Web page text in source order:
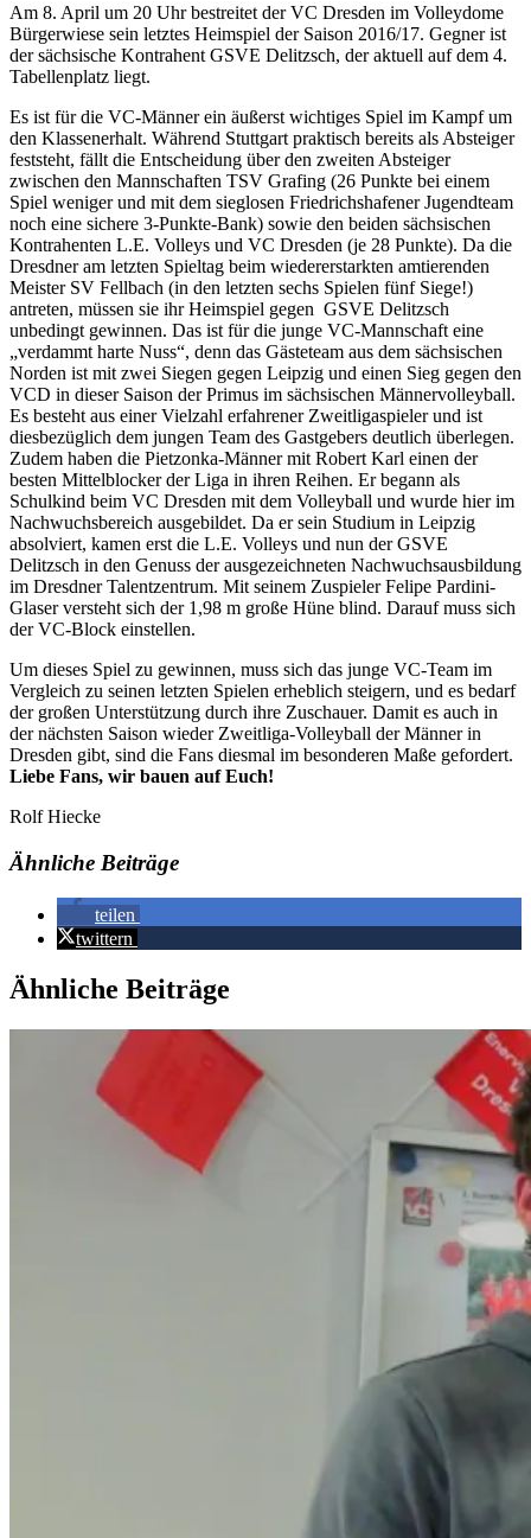
Am 8. April um 20 Uhr bestreitet der VC Dresden im Volleydome
Bürgerwiese sein letztes Heimspiel der Saison 2016/17. Gegner ist
der sächsische Kontrahent GSVE Delitzsch, der aktuell auf dem 4.
Tabellenplatz liegt.
Es ist für die VC-Männer ein äußerst wichtiges Spiel im Kampf um
den Klassenerhalt. Während Stuttgart praktisch bereits als Absteiger
feststeht, fällt die Entscheidung über den zweiten Absteiger
zwischen den Mannschaften TSV Grafing (26 Punkte bei einem
Spiel weniger und mit dem sieglosen Friedrichshafener Jugendteam
noch eine sichere 3-Punkte-Bank) sowie den beiden sächsischen
Kontrahenten L.E. Volleys und VC Dresden (je 28 Punkte). Da die
Dresdner am letzten Spieltag beim wiedererstarkten amtierenden
Meister SV Fellbach (in den letzten sechs Spielen fünf Siege!)
antreten, müssen sie ihr Heimspiel gegen GSVE Delitzsch
unbedingt gewinnen. Das ist für die junge VC-Mannschaft eine
„verdammt harte Nuss“, denn das Gästeteam aus dem sächsischen
Norden ist mit zwei Siegen gegen Leipzig und einen Sieg gegen den
VCD in dieser Saison der Primus im sächsischen Männervolleyball.
Es besteht aus einer Vielzahl erfahrener Zweitligaspieler und ist
diesbezüglich dem jungen Team des Gastgebers deutlich überlegen.
Zudem haben die Pietzonka-Männer mit Robert Karl einen der
besten Mittelblocker der Liga in ihren Reihen. Er begann als
Schulkind beim VC Dresden mit dem Volleyball und wurde hier im
Nachwuchsbereich ausgebildet. Da er sein Studium in Leipzig
absolviert, kamen erst die L.E. Volleys und nun der GSVE
Delitzsch in den Genuss der ausgezeichneten Nachwuchsausbildung
im Dresdner Talentzentrum. Mit seinem Zuspieler Felipe Pardini-
Glaser versteht sich der 1,98 m große Hüne blind. Darauf muss sich
der VC-Block einstellen.
Um dieses Spiel zu gewinnen, muss sich das junge VC-Team im
Vergleich zu seinen letzten Spielen erheblich steigern, und es bedarf
der großen Unterstützung durch ihre Zuschauer. Damit es auch in
der nächsten Saison wieder Zweitliga-Volleyball der Männer in
Dresden gibt, sind die Fans diesmal im besonderen Maße gefordert.
Liebe Fans, wir bauen auf Euch!
Rolf Hiecke
Ähnliche Beiträge
teilen
twittern
Ähnliche Beiträge